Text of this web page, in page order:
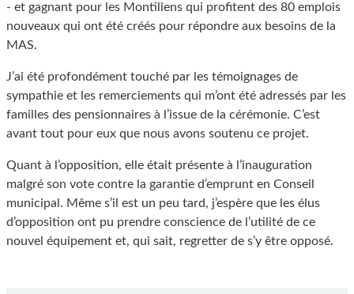
- et gagnant pour les Montiliens qui profitent des 80 emplois
nouveaux qui ont été créés pour répondre aux besoins de la
MAS.
J’ai été profondément touché par les témoignages de
sympathie et les remerciements qui m’ont été adressés par les
familles des pensionnaires à l’issue de la cérémonie. C’est
avant tout pour eux que nous avons soutenu ce projet.
Quant à l’opposition, elle était présente à l’inauguration
malgré son vote contre la garantie d’emprunt en Conseil
municipal. Même s’il est un peu tard, j’espère que les élus
d’opposition ont pu prendre conscience de l’utilité de ce
nouvel équipement et, qui sait, regretter de s’y être opposé.